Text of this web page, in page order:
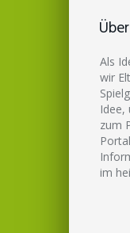
Als
wir
Idee,
zum
im